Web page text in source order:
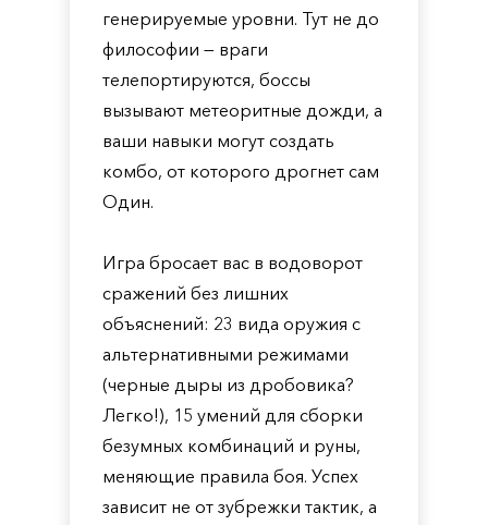
генерируемые уровни. Тут не до
философии — враги
телепортируются, боссы
вызывают метеоритные дожди, а
ваши навыки могут создать
комбо, от которого дрогнет сам
Один.
Игра бросает вас в водоворот
сражений без лишних
объяснений: 23 вида оружия с
альтернативными режимами
(черные дыры из дробовика?
Легко!), 15 умений для сборки
безумных комбинаций и руны,
меняющие правила боя. Успех
зависит не от зубрежки тактик, а